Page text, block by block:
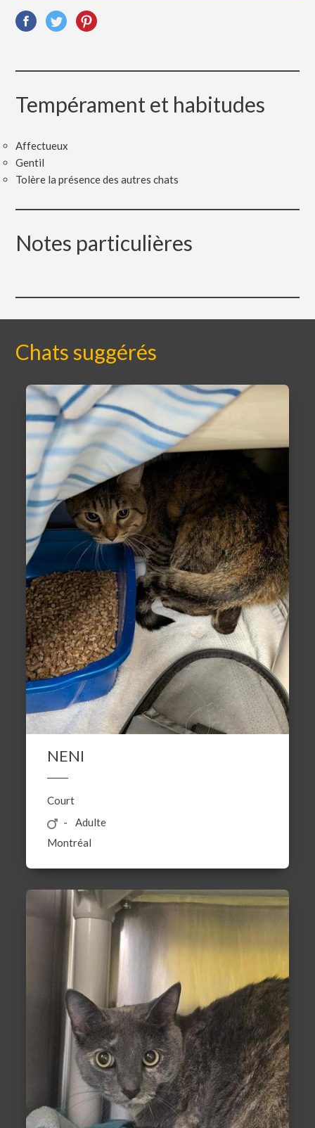
Tempérament et habitudes
Affectueux
Gentil
Tolère la présence des autres chats
Notes particulières
Chats suggérés
NENI
Court
Adulte
Montréal